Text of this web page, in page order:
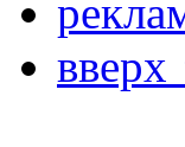
вверх